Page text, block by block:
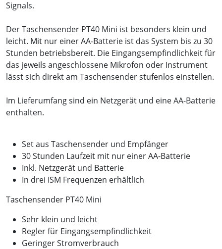
Signals.
Der Taschensender PT40 Mini ist besonders klein und
leicht. Mit nur einer AA-Batterie ist das System bis zu 30
Stunden betriebsbereit. Die Eingangsempfindlichkeit für
das jeweils angeschlossene Mikrofon oder Instrument
lässt sich direkt am Taschensender stufenlos einstellen.
Im Lieferumfang sind ein Netzgerät und eine AA-Batterie
enthalten.
Set aus Taschensender und Empfänger
30 Stunden Laufzeit mit nur einer AA-Batterie
Inkl. Netzgerät und Batterie
In drei ISM Frequenzen erhältlich
Taschensender PT40 Mini
Sehr klein und leicht
Regler für Eingangsempfindlichkeit
Geringer Stromverbrauch